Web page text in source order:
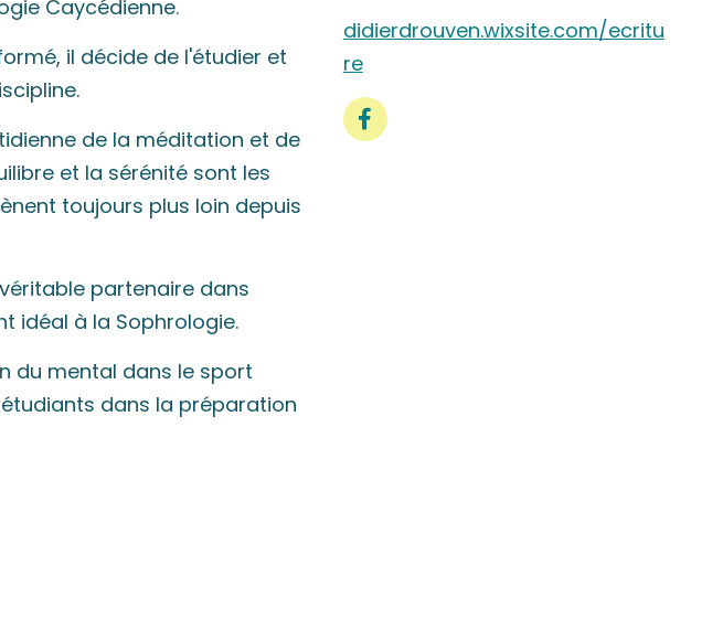
Caycédienne.
il décide de l'étudier et
de la méditation et de
et la sérénité sont les
toujours plus loin depuis
partenaire dans
idéal à la Sophrologie.
du mental dans le sport
dans la préparation
didierdrouven.wixsite.com/ecritu
re